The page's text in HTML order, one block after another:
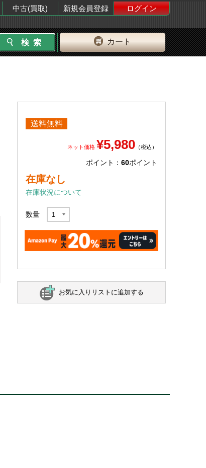
中古(買取) 新規会員登録
ログイン
カート
送料無料
ネット価格 ¥5,980 （税込）
ポイント： 60ポイント
在庫なし
在庫状況について
数量
お気に入りリストに追加する